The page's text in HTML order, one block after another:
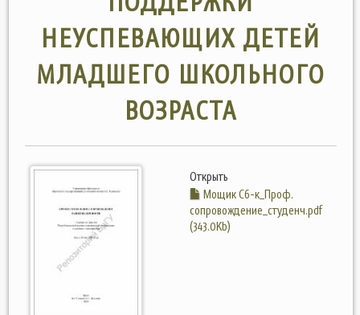
НЕУСПЕВАЮЩИХ ДЕТЕЙ
МЛАДШЕГО ШКОЛЬНОГО
ВОЗРАСТА
Открыть
Мощик Cб-к_Проф.
сопровождение_студенч.pdf
(343.0Kb)